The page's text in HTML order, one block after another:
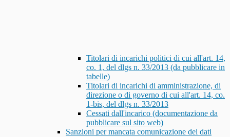
Titolari di incarichi politici di cui all'art. 14,
co. 1, del dlgs n. 33/2013 (da pubblicare in
tabelle)
Titolari di incarichi di amministrazione, di
direzione o di governo di cui all'art. 14, co.
1-bis, del dlgs n. 33/2013
Cessati dall'incarico (documentazione da
pubblicare sul sito web)
Sanzioni per mancata comunicazione dei dati